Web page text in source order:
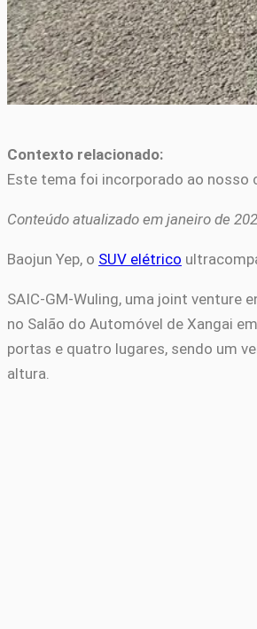
Contexto relacionado:
Este tema foi incorporado ao nosso
Conteúdo atualizado em janeiro de
Baojun Yep, o SUV elétrico
SAIC-GM-Wuling, uma joint venture
no Salão do Automóvel de Xangai
portas e quatro lugares, sendo um
altura.